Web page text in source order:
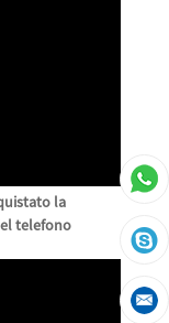
la
telefono